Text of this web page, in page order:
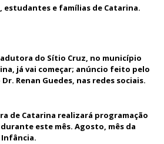
estudantes e famílias de Catarina.
do Sítio Cruz, no município
já vai começar; anúncio feito pelo
Renan Guedes, nas redes sociais.
de Catarina realizará programação
este mês. Agosto, mês da
Infância.